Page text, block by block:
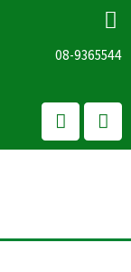
08-9365544